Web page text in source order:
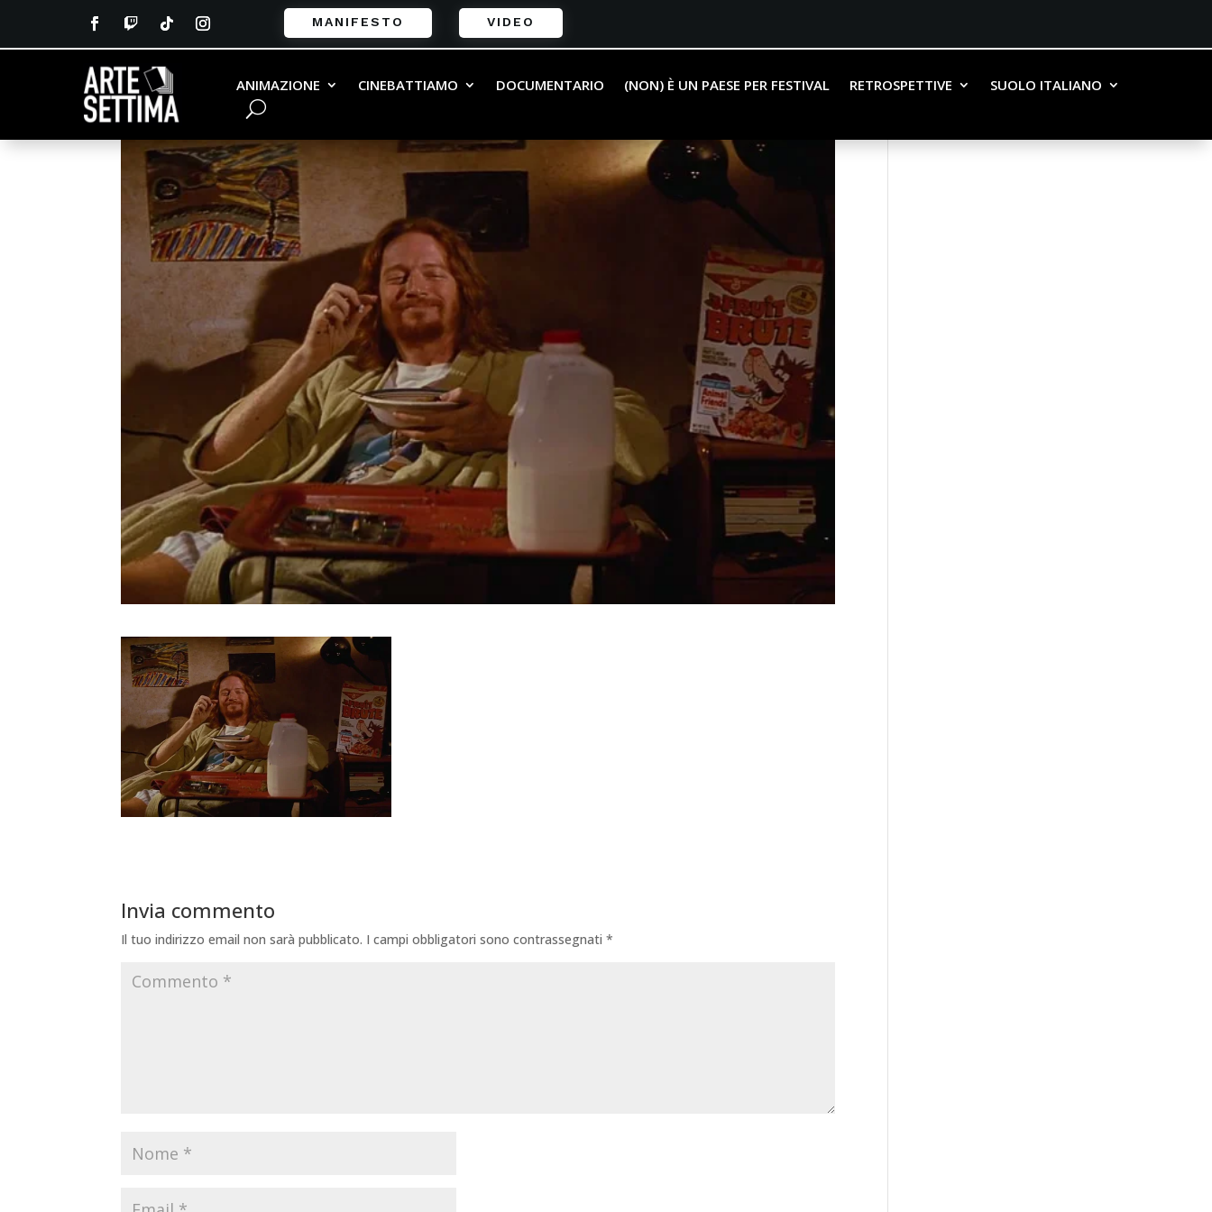
MANIFESTO VIDEO
ANIMAZIONE CINEBATTIAMO DOCUMENTARIO (NON) È UN PAESE PER FESTIVAL RETROSPETTIVE SUOLO ITALIANO
lancepulpfiction
daAndrea Vailati Nov 15, 2016
Invia commento
Il tuo indirizzo email non sarà pubblicato. I campi obbligatori sono contrassegnati*